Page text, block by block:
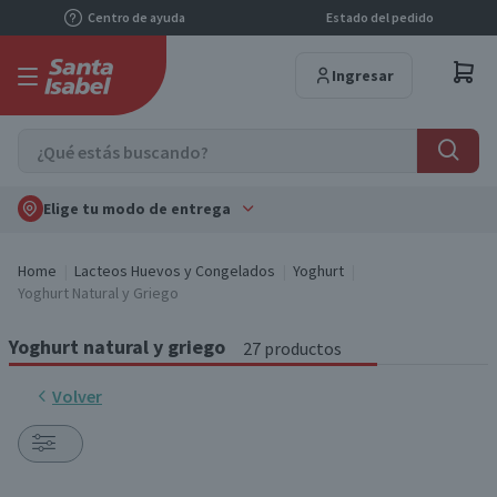
Centro de ayuda Estado del pedido
Ingresar
Elige tu modo de entrega
Home Lacteos Huevos y Congelados
Yoghurt
Yoghurt Natural y Griego
Yoghurt natural y griego 27 productos
Volver